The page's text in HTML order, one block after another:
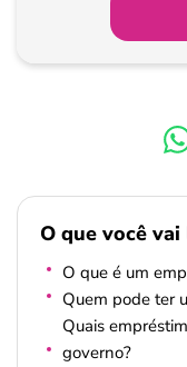
O que você
O que é um
Quem pode ter
Quais
governo?